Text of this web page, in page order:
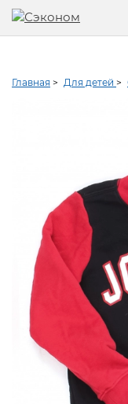
Главная > Для детей >